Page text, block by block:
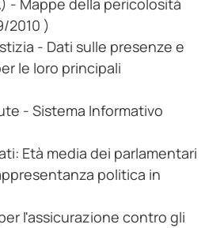
- Mappe della pericolosità
2010 )
- Dati sulle presenze e
le loro principali
- Sistema Informativo
Età media dei parlamentari
politica in
l'assicurazione contro gli